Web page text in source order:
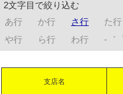
2文字目で絞り込む
あ行 か行 さ行 た行
や行
ら行 わ行 -゛
支店名